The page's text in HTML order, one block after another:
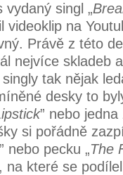
singl „
videoklip na
Právě z této
nejvíce skladeb
tak nějak
desky to
” nebo
si pořádně
” nebo pecku „The
na které se